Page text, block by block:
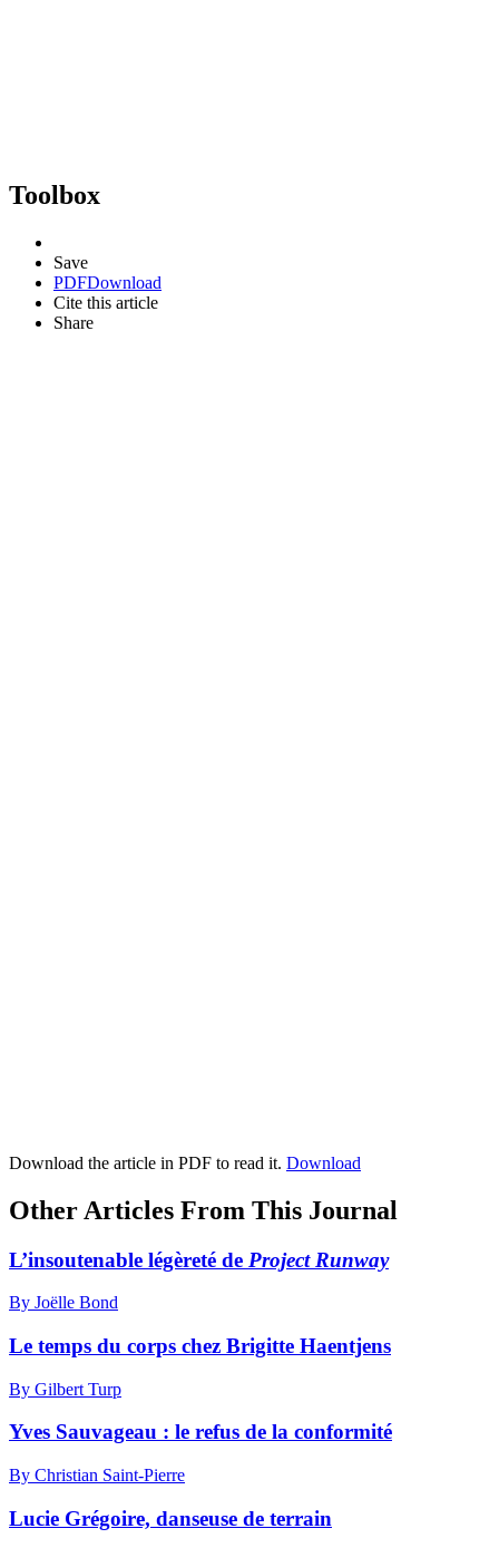
Toolbox
Save
PDFDownload
Cite this article
Share
Download the article in PDF to read it. Download
Other Articles From This Journal
L’insoutenable légèreté de Project Runway
By Joëlle Bond
Le temps du corps chez Brigitte Haentjens
By Gilbert Turp
Yves Sauvageau : le refus de la conformité
By Christian Saint-Pierre
Lucie Grégoire, danseuse de terrain